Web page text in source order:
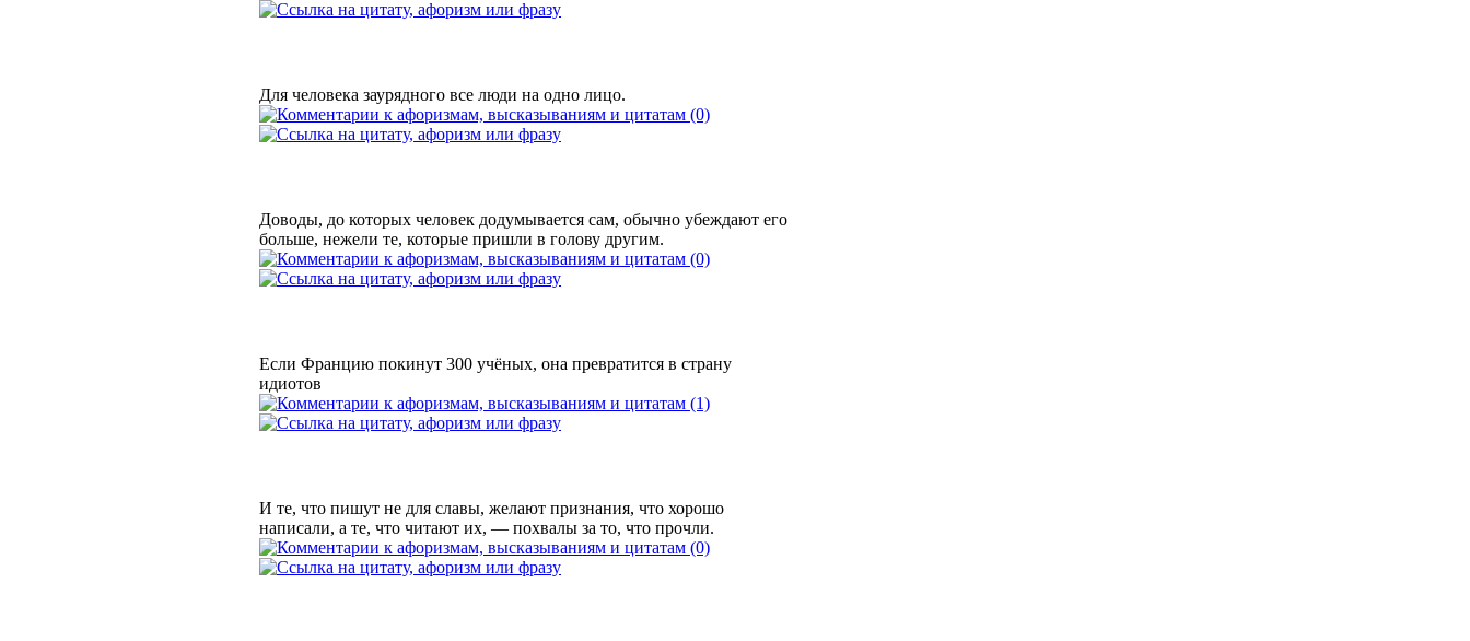
Для человека заурядного все люди на одно лицо.
(0)
Доводы, до которых человек додумывается сам, обычно убеждают его
больше, нежели те, которые пришли в голову другим.
(0)
Если Францию покинут 300 учёных, она превратится в страну
идиотов
(1)
И те, что пишут не для славы, желают признания, что хорошо
написали, а те, что читают их, — похвалы за то, что прочли.
(0)